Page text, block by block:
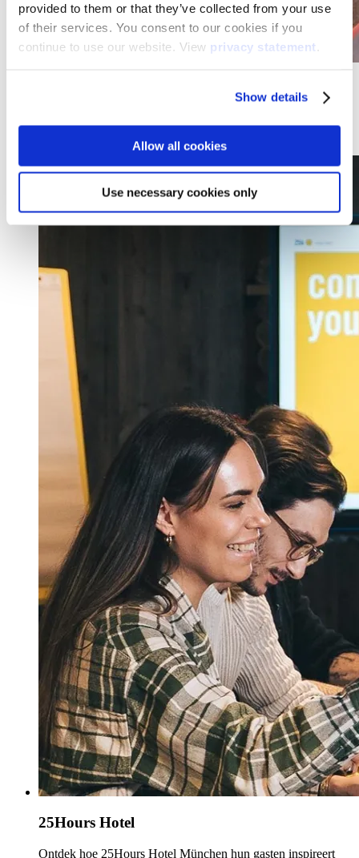
provided to them or that they’ve collected from your use
of their services. You consent to our cookies if you
continue to use our website. View privacy statement.
Show details
Allow all cookies
Use necessary cookies only
25Hours Hotel
Ontdek hoe 25Hours Hotel München hun gasten inspireert